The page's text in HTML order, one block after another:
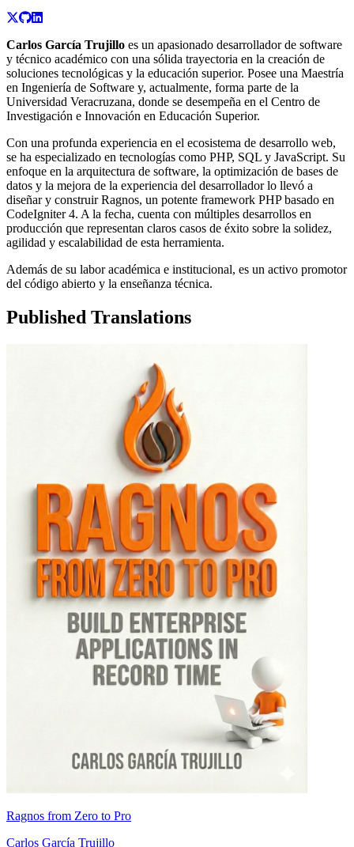
Carlos García Trujillo es un apasionado desarrollador de software
y técnico académico con una sólida trayectoria en la creación de
soluciones tecnológicas y la educación superior. Posee una Maestría
en Ingeniería de Software y, actualmente, forma parte de la
Universidad Veracruzana, donde se desempeña en el Centro de
Investigación e Innovación en Educación Superior.
Con una profunda experiencia en el ecosistema de desarrollo web,
se ha especializado en tecnologías como PHP, SQL y JavaScript. Su
enfoque en la arquitectura de software, la optimización de bases de
datos y la mejora de la experiencia del desarrollador lo llevó a
diseñar y construir Ragnos, un potente framework PHP basado en
CodeIgniter 4. A la fecha, cuenta con múltiples desarrollos en
producción que representan claros casos de éxito sobre la solidez,
agilidad y escalabilidad de esta herramienta.
Además de su labor académica e institucional, es un activo promotor
del código abierto y la enseñanza técnica.
Published Translations
Ragnos from Zero to Pro
Carlos García Trujillo